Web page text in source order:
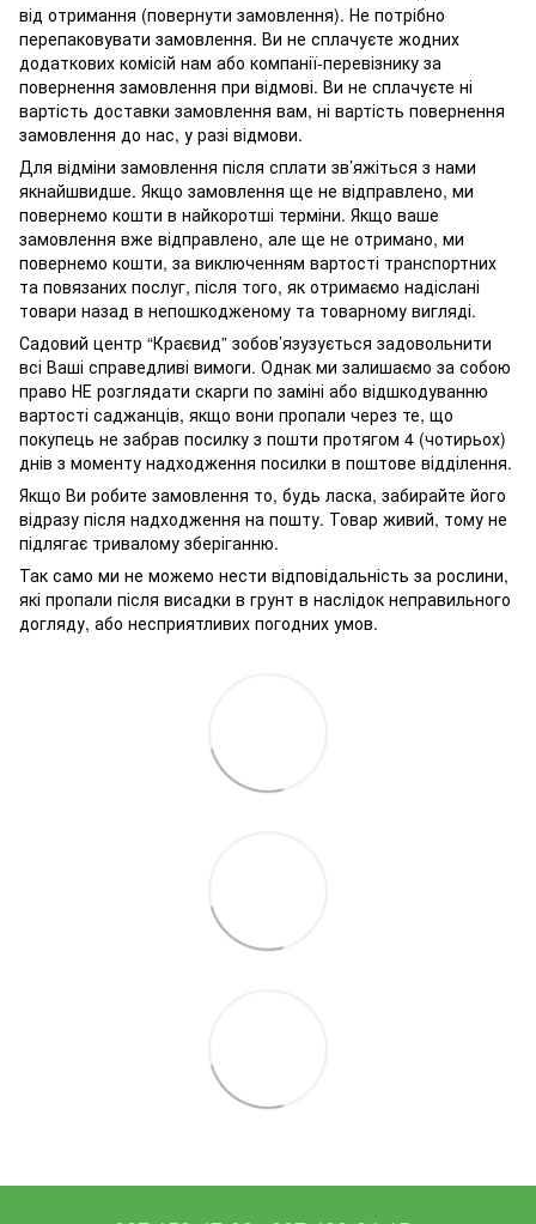
від отримання (повернути замовлення). Не потрібно
перепаковувати замовлення. Ви не сплачуєте жодних
додаткових комісій нам або компанії-перевізнику за
повернення замовлення при відмові. Ви не сплачуєте ні
вартість доставки замовлення вам, ні вартість повернення
замовлення до нас, у разі відмови.
Для відміни замовлення після сплати зв’яжіться з нами
якнайшвидше. Якщо замовлення ще не відправлено, ми
повернемо кошти в найкоротші терміни. Якщо ваше
замовлення вже відправлено, але ще не отримано, ми
повернемо кошти, за виключенням вартості транспортних
та повязаних послуг, після того, як отримаємо надіслані
товари назад в непошкодженому та товарному вигляді.
Садовий центр “Краєвид” зобов’язузується задовольнити
всі Ваші справедливі вимоги. Однак ми залишаємо за собою
право НЕ розглядати скарги по заміні або відшкодуванню
вартості саджанців, якщо вони пропали через те, що
покупець не забрав посилку з пошти протягом 4 (чотирьох)
днів з моменту надходження посилки в поштове відділення.
Якщо Ви робите замовлення то, будь ласка, забирайте його
відразу після надходження на пошту. Товар живий, тому не
підлягає тривалому зберіганню.
Так само ми не можемо нести відповідальність за рослини,
які пропали після висадки в грунт в наслідок неправильного
догляду, або несприятливих погодних умов.